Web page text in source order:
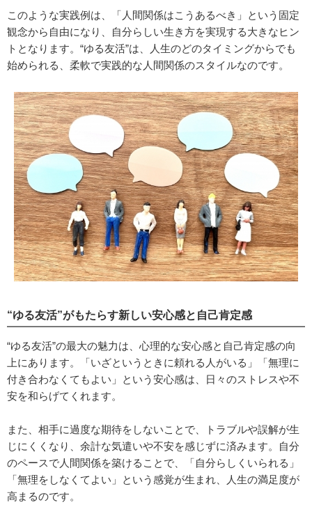
このような実践例は、「人間関係はこうあるべき」という固定
観念から自由になり、自分らしい生き方を実現する大きなヒン
トとなります。“ゆる友活”は、人生のどのタイミングからでも
始められる、柔軟で実践的な人間関係のスタイルなのです。
“ゆる友活”がもたらす新しい安心感と自己肯定感
“ゆる友活”の最大の魅力は、心理的な安心感と自己肯定感の向
上にあります。「いざというときに頼れる人がいる」「無理に
付き合わなくてもよい」という安心感は、日々のストレスや不
安を和らげてくれます。
また、相手に過度な期待をしないことで、トラブルや誤解が生
じにくくなり、余計な気遣いや不安を感じずに済みます。自分
のペースで人間関係を築けることで、「自分らしくいられる」
「無理をしなくてよい」という感覚が生まれ、人生の満足度が
高まるのです。